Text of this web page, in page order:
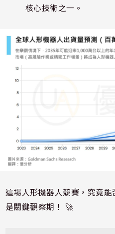
核心技術之一。
這場人形機器人競賽，究竟
是關鍵觀察期！ 🚀